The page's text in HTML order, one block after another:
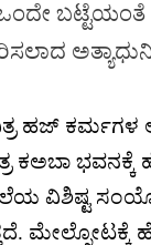
ಬಟ್ಟೆಯಂತೆ
ಹಜ್ ಕರ್ಮಗಳ
ಕಅಬಾ ಭವನಕ್ಕೆ
ವಿಶಿಷ್ಟ
ಮೇಲ್ನೋಟಕ್ಕೆ